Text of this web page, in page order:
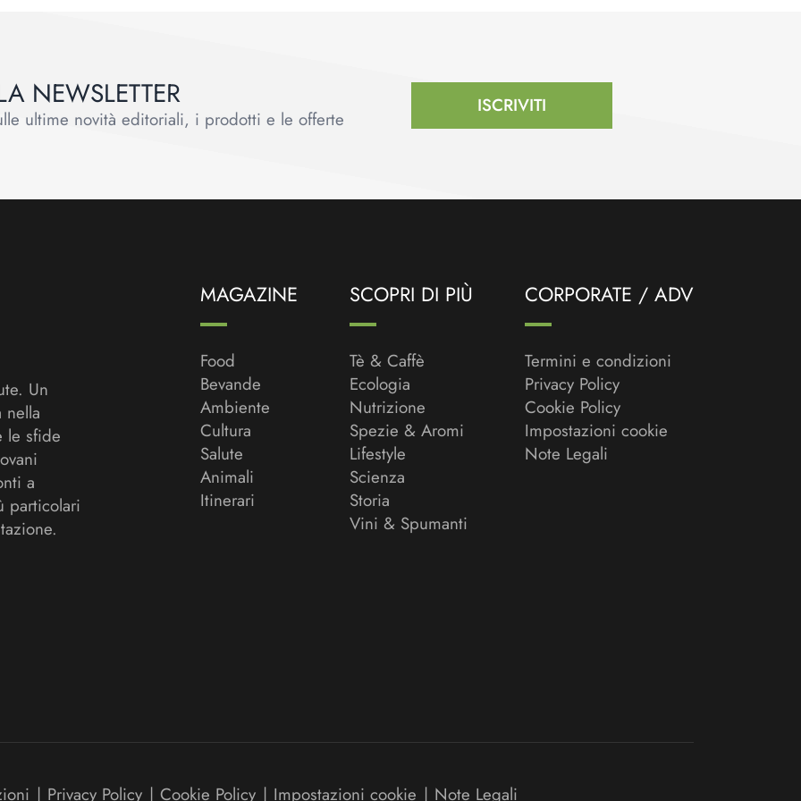
NEWSLETTER
ultime novità editoriali, i prodotti e le offerte
ISCRIVITI
Un
le sfide
a
particolari
MAGAZINE
Food
Bevande
Ambiente
Cultura
Salute
Animali
Itinerari
SCOPRI DI PIÙ
Tè & Caffè
Ecologia
Nutrizione
Spezie & Aromi
Lifestyle
Scienza
Storia
Vini & Spumanti
CORPORATE / ADV
Termini e condizioni
Privacy Policy
Cookie Policy
Impostazioni cookie
Note Legali
| Privacy Policy | Cookie Policy | Impostazioni cookie | Note Legali